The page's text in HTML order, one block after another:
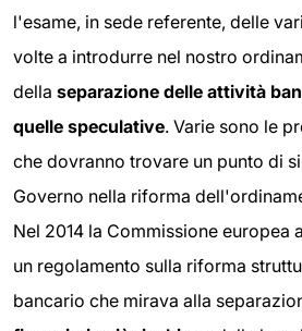
l'esame, in sede referente, delle
volte a introdurre nel nostro
della separazione delle attività
quelle speculative. Varie sono le
che dovranno trovare un punto di
Governo nella riforma
Nel 2014 la Commissione europea
un regolamento sulla riforma
bancario che mirava alla